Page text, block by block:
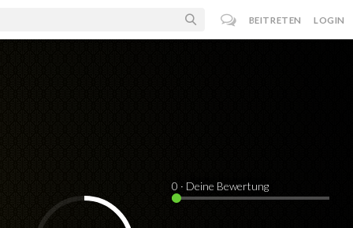
BEITRETEN LOGIN
0 · Deine Bewertung